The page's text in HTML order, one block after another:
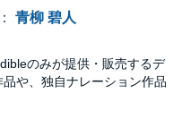
青柳 碧人
のみが提供・販売するデ
や、独自ナレーション作品